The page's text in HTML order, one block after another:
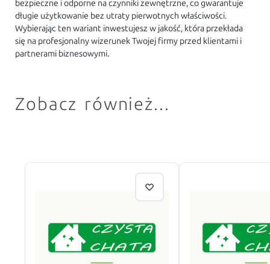
bezpieczne i odporne na czynniki zewnętrzne, co gwarantuje
długie użytkowanie bez utraty pierwotnych właściwości.
Wybierając ten wariant inwestujesz w jakość, która przekłada
się na profesjonalny wizerunek Twojej firmy przed klientami i
partnerami biznesowymi.
Zobacz również...